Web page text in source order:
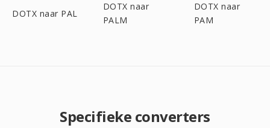
DOTX naar PAL
DOTX naar
PALM
DOTX naar
PAM
Specifieke converters